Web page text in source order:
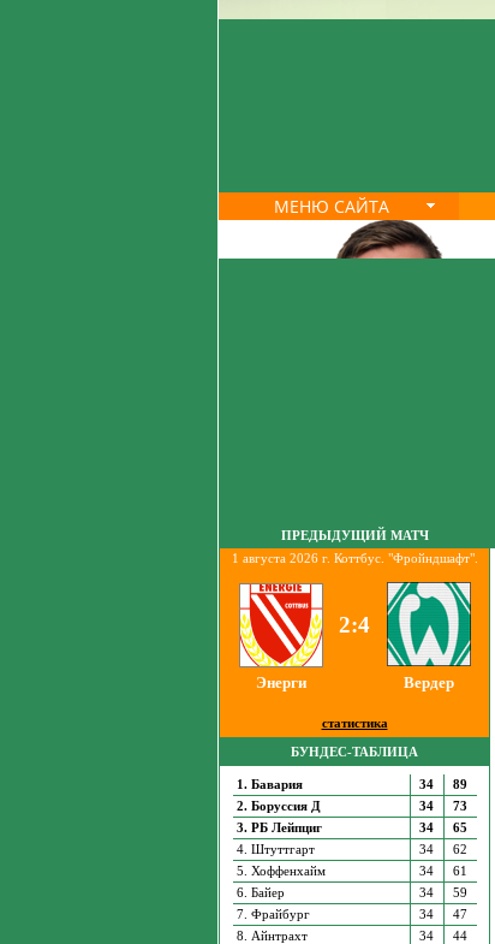
МЕНЮ САЙТА
ПРЕДЫДУЩИЙ МАТЧ
1 августа 2026 г. Коттбус. "Фройндшафт".
2:4
Энерги Вердер
статистика
БУНДЕС-ТАБЛИЦА
1. Бавария 34
89
2. Боруссия Д
34
73
3. РБ Лейпциг
34
65
4. Штуттгарт
34
62
5. Хоффенхайм
34
61
6. Байер
34
59
7. Фрайбург
34
47
8. Айнтрахт
34
44